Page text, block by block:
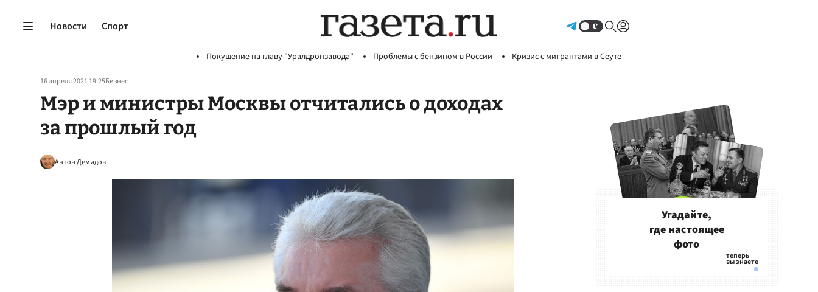
Новости Спорт
Покушение на главу "Уралдронзавода" Проблемы с бензином в России Кризис с мигрантами в Сеуте
16 апреля 2021 19:25Бизнес
Мэр и министры Москвы отчитались о доходах
за прошлый год
Антон Демидов
Угадайте,
где настоящее
фото